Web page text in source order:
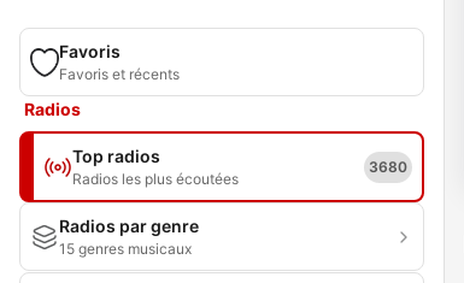
Favoris
Favoris et récents
Radios
Top radios
Radios les plus écoutées
3680
Radios par genre
15 genres musicaux